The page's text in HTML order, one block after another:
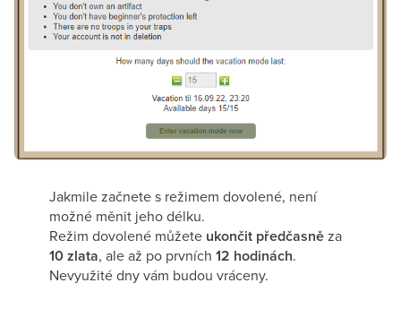
Jakmile začnete s režimem dovolené, není
možné měnit jeho délku.
Režim dovolené můžete ukončit předčasněza
10 zlata, ale až po prvních 12 hodinách.
Nevyužité dny vám budou vráceny.